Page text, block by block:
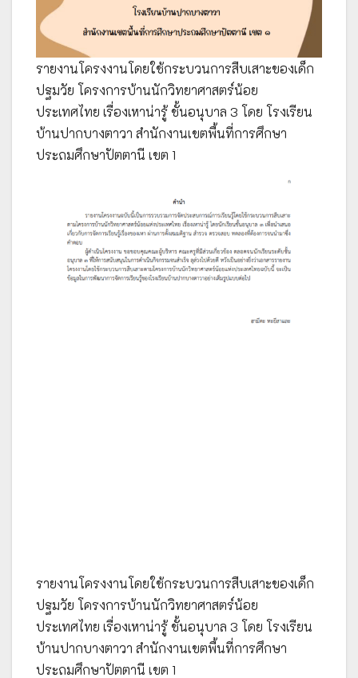
รายงานโครงงานโดยใช้กระบวนการสืบเสาะของเด็ก
ปฐมวัย โครงการบ้านนักวิทยาศาสตร์น้อย
ประเทศไทย เรื่องเหาน่ารู้ ชั้นอนุบาล 3 โดย โรงเรียน
บ้านปากบางตาวา สำนักงานเขตพื้นที่การศึกษา
ประถมศึกษาปัตตานี เขต 1
รายงานโครงงานโดยใช้กระบวนการสืบเสาะของเด็ก
ปฐมวัย โครงการบ้านนักวิทยาศาสตร์น้อย
ประเทศไทย เรื่องเหาน่ารู้ ชั้นอนุบาล 3 โดย โรงเรียน
บ้านปากบางตาวา สำนักงานเขตพื้นที่การศึกษา
ประถมศึกษาปัตตานี เขต 1